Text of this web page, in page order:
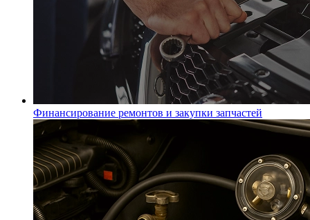
Финансирование ремонтов и закупки запчастей